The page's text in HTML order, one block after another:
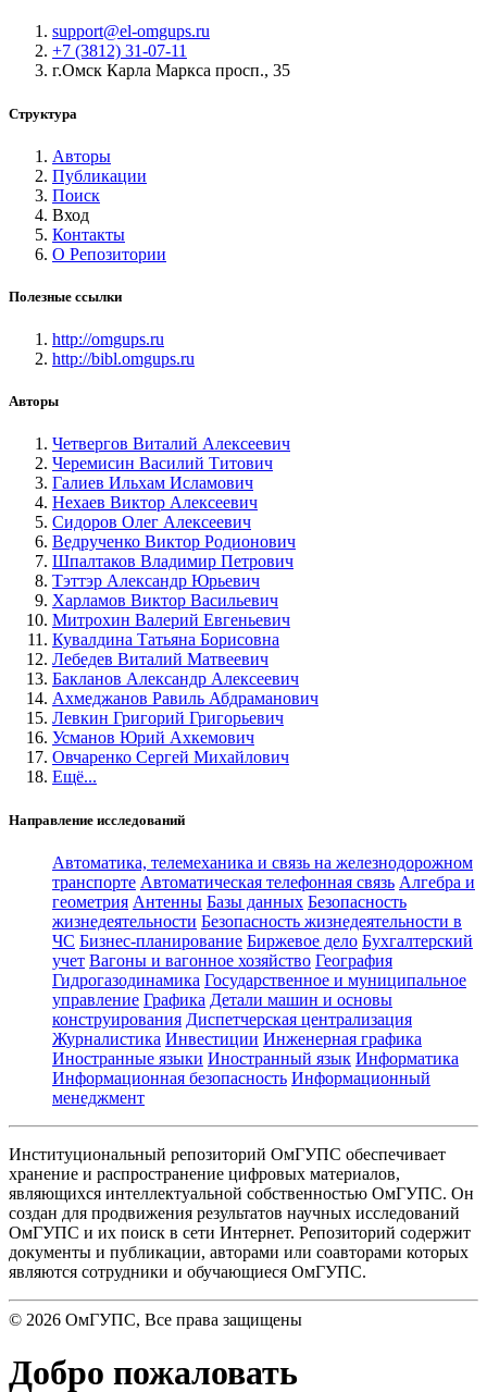
support@el-omgups.ru
+7 (3812) 31-07-11
г.Омск Карла Маркса просп., 35
Структура
Авторы
Публикации
Поиск
Вход
Контакты
О Репозитории
Полезные ссылки
http://omgups.ru
http://bibl.omgups.ru
Авторы
Четвергов Виталий Алексеевич
Черемисин Василий Титович
Галиев Ильхам Исламович
Нехаев Виктор Алексеевич
Сидоров Олег Алексеевич
Ведрученко Виктор Родионович
Шпалтаков Владимир Петрович
Тэттэр Александр Юрьевич
Харламов Виктор Васильевич
Митрохин Валерий Евгеньевич
Кувалдина Татьяна Борисовна
Лебедев Виталий Матвеевич
Бакланов Александр Алексеевич
Ахмеджанов Равиль Абдраманович
Левкин Григорий Григорьевич
Усманов Юрий Ахкемович
Овчаренко Сергей Михайлович
Ещё...
Направление исследований
Автоматика, телемеханика и связь на железнодорожном
транспорте Автоматическая телефонная связь Алгебра и
геометрия Антенны Базы данных Безопасность
жизнедеятельности Безопасность жизнедеятельности в
ЧС Бизнес-планирование Биржевое дело Бухгалтерский
учет Вагоны и вагонное хозяйство География
Гидрогазодинамика Государственное и муниципальное
управление Графика Детали машин и основы
конструирования Диспетчерская централизация
Журналистика Инвестиции Инженерная графика
Иностранные языки Иностранный язык Информатика
Информационная безопасность Информационный
менеджмент
Институциональный репозиторий ОмГУПС обеспечивает
хранение и распространение цифровых материалов,
являющихся интеллектуальной собственностью ОмГУПС. Он
создан для продвижения результатов научных исследований
ОмГУПС и их поиск в сети Интернет. Репозиторий содержит
документы и публикации, авторами или соавторами которых
являются сотрудники и обучающиеся ОмГУПС.
© 2026 ОмГУПС, Все права защищены
Добро пожаловать